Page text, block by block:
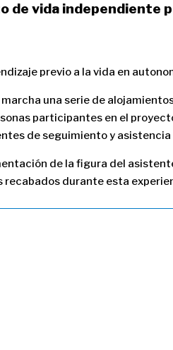
de vida independiente
previo a la vida en
una serie de
participantes en el
de seguimiento y asistencia
de la figura del
durante esta